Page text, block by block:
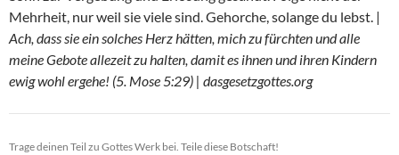
Mehrheit, nur weil sie viele sind. Gehorche, solange du lebst. |
Ach, dass sie ein solches Herz hätten, mich zu fürchten und alle
meine Gebote allezeit zu halten, damit es ihnen und ihren Kindern
ewig wohl ergehe! (5. Mose 5:29) | dasgesetzgottes.org
Trage deinen Teil zu Gottes Werk bei. Teile diese Botschaft!